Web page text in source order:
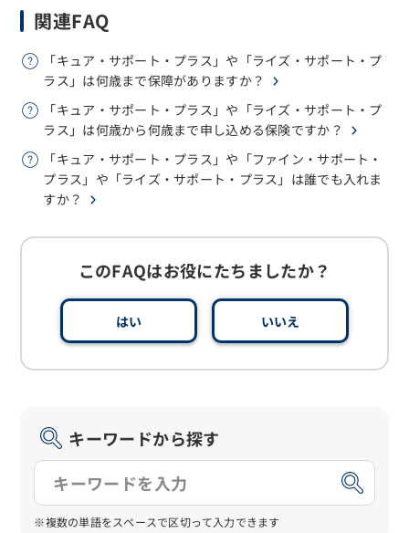
関連FAQ
「キュア・サポート・プラス」や「ライズ・サポート・プ
ラス」は何歳まで保障がありますか？
「キュア・サポート・プラス」や「ライズ・サポート・プ
ラス」は何歳から何歳まで申し込める保険ですか？
「キュア・サポート・プラス」や「ファイン・サポート・
プラス」や「ライズ・サポート・プラス」は誰でも入れま
すか？
このFAQはお役にたちましたか？
はい いいえ
キーワードから探す
※複数の単語をスペースで区切って入力できます